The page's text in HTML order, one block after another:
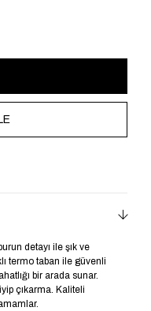
detayı ile şık ve
termo taban ile güvenli
bir arada sunar.
çıkarma. Kaliteli